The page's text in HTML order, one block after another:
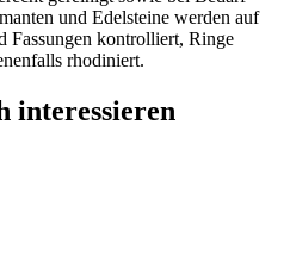
und Edelsteine werden auf
Fassungen kontrolliert, Ringe
rhodiniert.
interessieren